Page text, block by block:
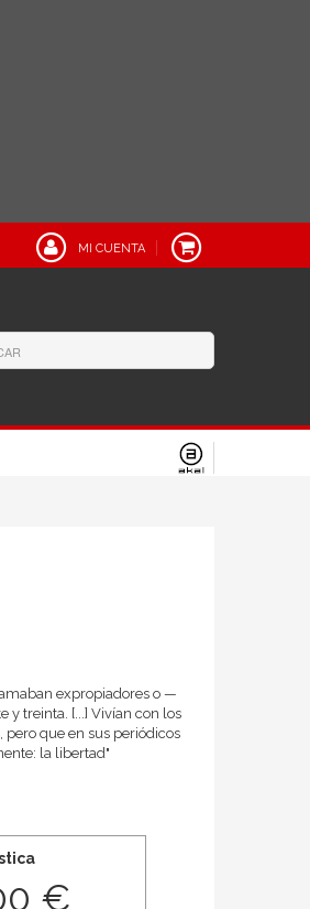
MI CUENTA
expropiadores o —
treinta. [...] Vivían con los
pero que en sus periódicos
la libertad"
€